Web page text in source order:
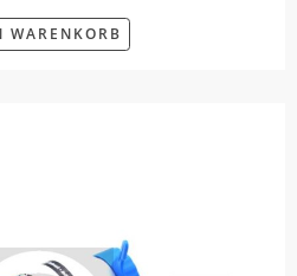
WARENKORB